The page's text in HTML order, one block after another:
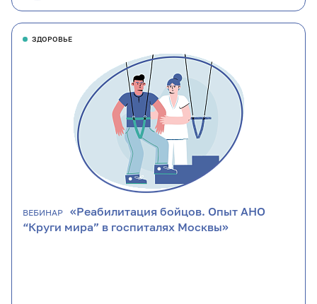
ЗДОРОВЬЕ
ВЕБИНАР
«Реабилитация бойцов. Опыт АНО
“Круги мира” в госпиталях Москвы»